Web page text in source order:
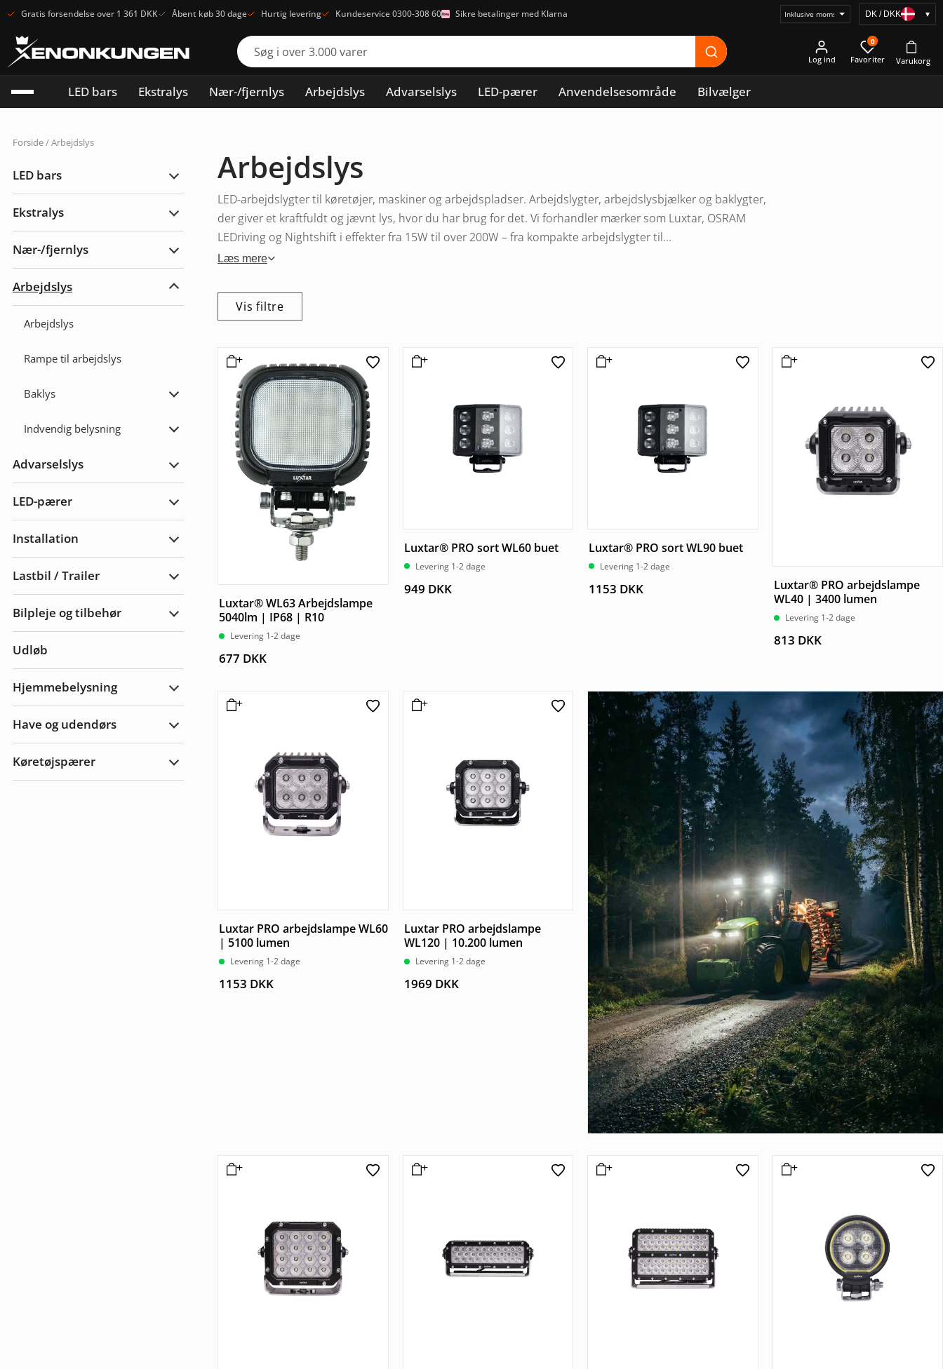
Gratis forsendelse over 1 361 DKK Åbent køb 30 dage Hurtig levering Kundeservice 0300-308 60 Sikre betalinger med Klarna
Vælg
DK / DKK ▾
Log ind
0
LED bars Ekstralys Nær-/fjernlys Arbejdslys Advarselslys LED-pærer Anvendelsesområde Bilvælger
Forside/ Arbejdslys
LED bars
Udvid
Ekstralys
Udvid
Nær-/fjernlys
Udvid
Nær-/fjernlys
Arbejdslys
Udvid
Arbejdslys
Rampe til arbejdslys
Baklys
Udvid
Indvendig belysning
Udvid
Advarselslys
Udvid
LED-pærer
Udvid
Installation
Udvid
Lastbil / Trailer
Udvid
Trailer
Bilpleje og tilbehør
Udvid
Udløb
Hjemmebelysning
Udvid
Hjemmebelysning
Have og udendørs
Udvid
Udendørs
Køretøjspærer
Udvid
Arbejdslys
LED-arbejdslygter til køretøjer, maskiner og arbejdspladser. Arbejdslygter, arbejdslysbjælker og baklygter,
der giver et kraftfuldt og jævnt lys, hvor du har brug for det. Vi forhandler mærker som Luxtar, OSRAM
LEDriving og Nightshift i effekter fra 15W til over 200W – fra kompakte arbejdslygter til...
Læs mere
Vis filtre
Luxtar® WL63 Arbejdslampe
5040lm | IP68 | R10
Levering 1-2 dage
677 DKK
Luxtar® PRO sort WL60 buet
Levering 1-2 dage
949 DKK
Luxtar® PRO sort WL90 buet
Levering 1-2 dage
1153 DKK
Luxtar® PRO arbejdslampe
WL40 | 3400 lumen
Levering 1-2 dage
813 DKK
Luxtar PRO arbejdslampe WL60
| 5100 lumen
Levering 1-2 dage
1153 DKK
Luxtar PRO arbejdslampe
WL120 | 10.200 lumen
Levering 1-2 dage
1969 DKK